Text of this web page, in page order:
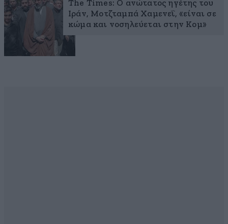
The Times: Ο ανώτατος ηγέτης του
Ιράν, Μοτζταμπά Χαμενεΐ, «είναι σε
κώμα και νοσηλεύεται στην Κομ»